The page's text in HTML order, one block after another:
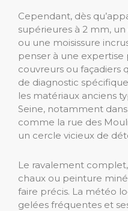
Cependant, dès
supérieures à 2 mm,
ou une moisissure
penser à une expertise
couvreurs ou façadiers
de diagnostic
les matériaux anciens
Seine, notamment
comme la rue des
un cercle vicieux de
Le ravalement
chaux ou peinture
faire précis. La météo
gelées fréquentes et